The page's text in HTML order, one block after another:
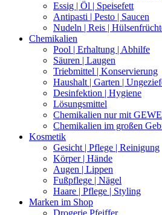
Essig | Öl | Speisefett
Antipasti | Pesto | Saucen
Nudeln | Reis |
Chemikalien
Pool | Erhaltung | Abhilfe
Säuren | Laugen
Triebmittel | Konservierung
Haushalt | Garten |
Desinfektion | Hygiene
Lösungsmittel
Chemikalien nur mit
Chemikalien im großen
Kosmetik
Gesicht | Pflege | Reinigung
Körper | Hände
Augen | Lippen
Fußpflege | Nägel
Haare | Pflege | Styling
Marken im Shop